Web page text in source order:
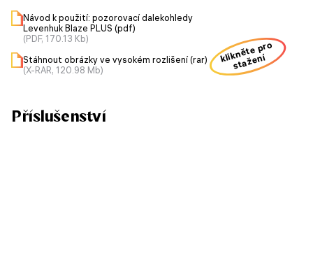
Návod k použití: pozorovací dalekohledy
Levenhuk Blaze PLUS (pdf)
(PDF, 170.13 Kb)
Stáhnout obrázky ve vysokém rozlišení (rar)
(X-RAR, 120.98 Mb)
klikněte pro
stažení
Příslušenství